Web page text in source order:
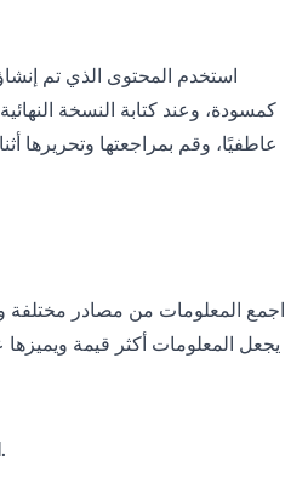
استخدم المحتوى الذي تم
كمسودة، وعند كتابة النسخة
عاطفيًا، وقم بمراجعتها وتحريرها
اجمع المعلومات من مصادر مختلفة
يجعل المعلومات أكثر قيمة
الانخراط في البحث العميق.